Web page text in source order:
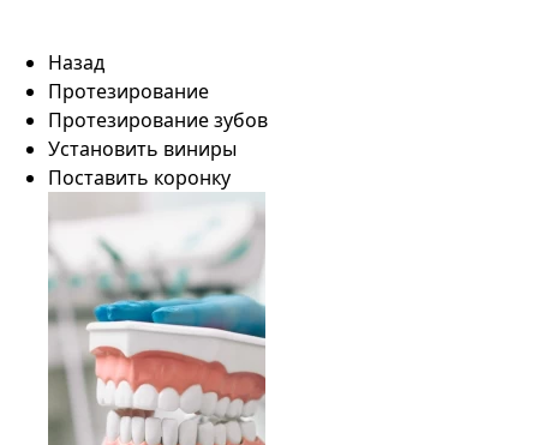
Назад
Протезирование
Протезирование зубов
Установить виниры
Поставить коронку